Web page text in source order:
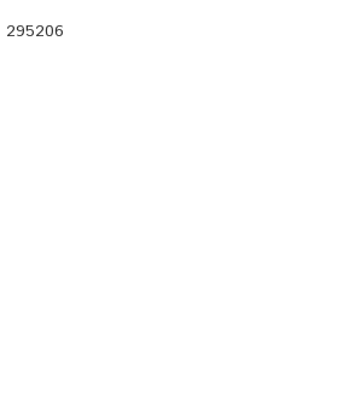
295206